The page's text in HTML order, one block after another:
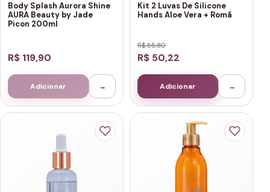
Body Splash Aurora Shine
AURA Beauty by Jade
Picon 200ml
R$ 119,90
Adicionar →
Kit 2 Luvas De Silicone
Hands Aloe Vera + Romã
R$ 55,80
R$ 50,22
Adicionar →